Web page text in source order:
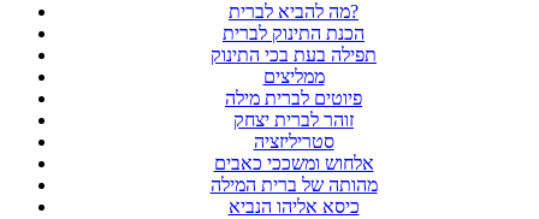
מה להביא לברית?
הכנת התינוק לברית
תפילה בעת בכי התינוק
ממליצים
פיוטים לברית מילה
זוהר לברית יצחק
סטריליזציה
אלחוש ומשככי כאבים
מהותה של ברית המילה
כיסא אליהו הנביא